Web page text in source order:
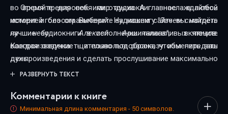
во время тренировок или отдыха. А главное - в любой
момент и без ограничений. На нашем сайте вы найдёте
лучшие аудиокниги в исполнении талантливых чтецов.
Каждая озвучка тщательно подобрана, чтобы передать
дух произведения и сделать прослушивание максимально
комфортным. Новинки и классика, фантастика и драма,
каждый нашёл книгу по душе.
Откройте для себя мир аудиокниг - наслаждайтесь
историей голосом. Выберите аудиокнигу"Зачем смотреть
на небо - Алексей Аршинников", включите
воспроизведение - и позвольте рассказу изменить ваш
день.
РАЗВЕРНУТЬ ТЕКСТ
Комментарии к книге
Минимальная длина комментария - 50 символов.